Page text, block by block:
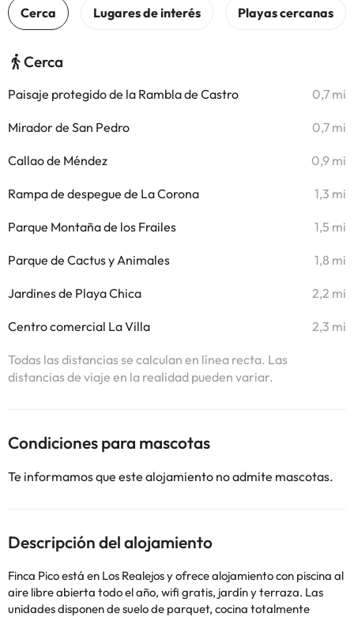
Cerca
Paisaje protegido de la Rambla de Castro 0,7 mi
Mirador de San Pedro 0,7 mi
Callao de Méndez 0,9 mi
Rampa de despegue de La Corona 1,3 mi
Parque Montaña de los Frailes 1,5 mi
Parque de Cactus y Animales 1,8 mi
Jardines de Playa Chica 2,2 mi
Centro comercial La Villa 2,3 mi
Todas las distancias se calculan en línea recta. Las
distancias de viaje en la realidad pueden variar.
Condiciones para mascotas
Te informamos que este alojamiento no admite mascotas.
Descripción del alojamiento
Finca Pico está en Los Realejos y ofrece alojamiento con piscina al
aire libre abierta todo el año, wifi gratis, jardín y terraza. Las
unidades disponen de suelo de parquet, cocina totalmente